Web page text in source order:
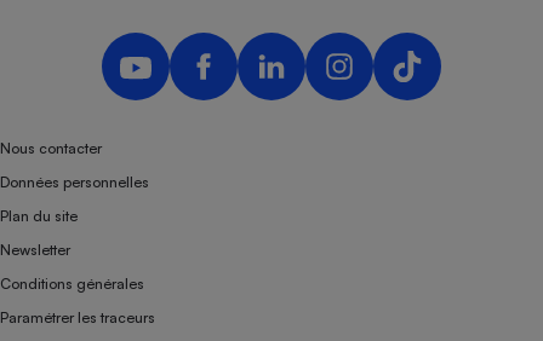
Nous contacter
Données personnelles
Plan du site
Newsletter
Conditions générales
Paramétrer les traceurs